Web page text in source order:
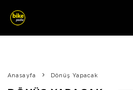
Anasayfa Dönüş Yapacak